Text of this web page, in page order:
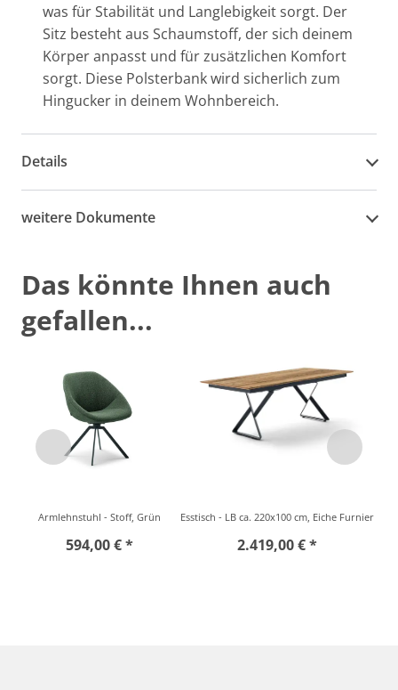
was für Stabilität und Langlebigkeit sorgt. Der
Sitz besteht aus Schaumstoff, der sich deinem
Körper anpasst und für zusätzlichen Komfort
sorgt. Diese Polsterbank wird sicherlich zum
Hingucker in deinem Wohnbereich.
Details
weitere Dokumente
Das könnte Ihnen auch
gefallen...
Armlehnstuhl - Stoff, Grün
594,00 € *
Esstisch - LB ca. 220x100 cm, Eiche Furnier
2.419,00 € *